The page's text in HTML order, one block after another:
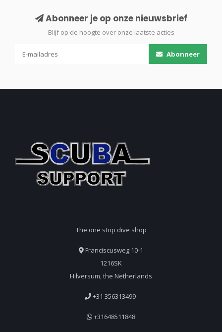
Abonneer je op onze nieuwsbrief
Blijf op de hoogte over onze laatste acties
Abonneer
The one stop dive shop
Franciscusweg 10-1
1216SK
Hilversum, the Netherlands
+31 356313499
+31648511848